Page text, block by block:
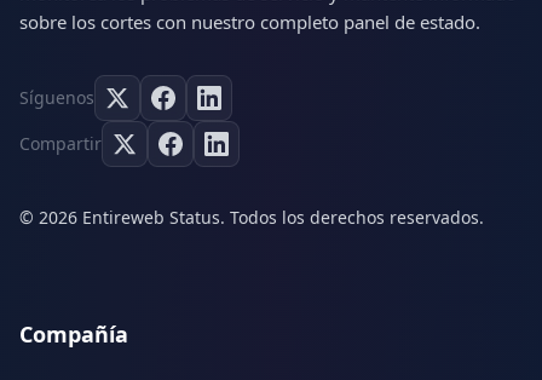
sobre los cortes con nuestro completo panel de estado.
Síguenos
Compartir
© 2026 Entireweb Status. Todos los derechos reservados.
Compañía